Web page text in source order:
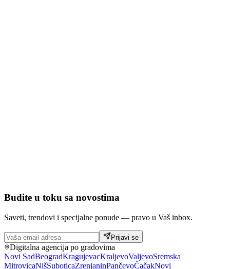
Budite u toku sa novostima
Saveti, trendovi i specijalne ponude — pravo u Vaš inbox.
Prijavi se
Digitalna agencija po gradovima
Novi SadBeogradKragujevacKraljevoValjevoSremska
MitrovicaNišSuboticaZrenjaninPančevoČačakNovi